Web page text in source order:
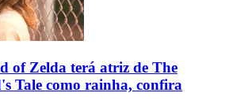
of Zelda terá atriz de The
Tale como rainha, confira